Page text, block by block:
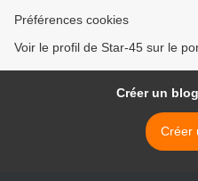
Préférences cookies
Voir le profil de Star-45 sur le
Créer un
Créer